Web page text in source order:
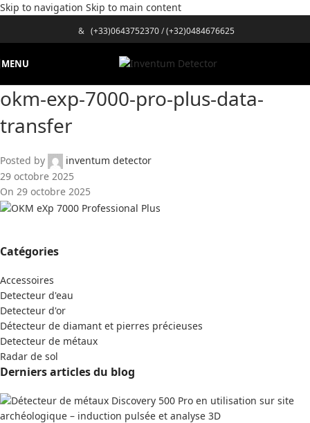
Skip to navigation Skip to main content
& (+33)0643752370/(+32)0484676625
MENU
okm-exp-7000-pro-plus-data-
transfer
Posted by
inventum detector
29 octobre 2025
On 29 octobre 2025
Catégories
Accessoires
Detecteur d'eau
Detecteur d'or
Détecteur de diamant et pierres précieuses
Detecteur de métaux
Radar de sol
Derniers articles du blog